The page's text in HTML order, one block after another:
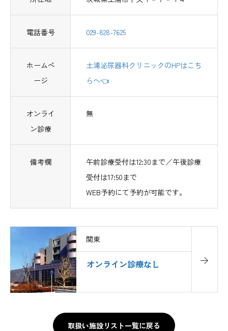
電話番号 029-828-7625
ホームペ
ージ
土浦泌尿器科クリニックのHPはこち
らへ👈
オンライ
ン診療
無
備考欄
午前診療受付は12:30まで／午後診療
受付は17:50まで
WEB予約にて予約が可能です。
オンライン診療なし
関東
取扱い施設リスト一覧に戻る